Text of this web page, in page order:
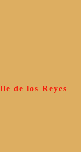
de los Reyes